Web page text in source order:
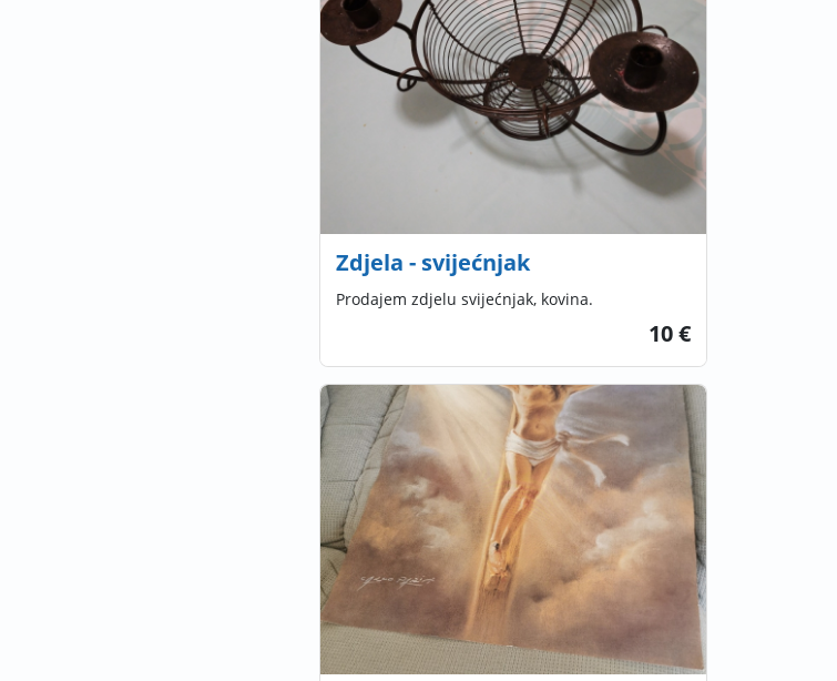
Zdjela - svijećnjak
Prodajem zdjelu svijećnjak, kovina.
10 €